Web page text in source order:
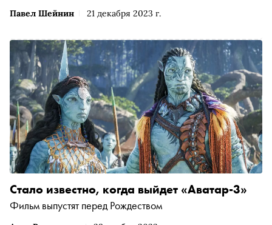
Павел Шейнин 21 декабря 2023 г.
Стало известно, когда выйдет «Аватар-3»
Фильм выпустят перед Рождеством